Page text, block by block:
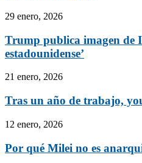
29 enero, 2026
Trump publica imagen de
estadounidense’
21 enero, 2026
Tras un año de trabajo,
12 enero, 2026
Por qué Milei no es